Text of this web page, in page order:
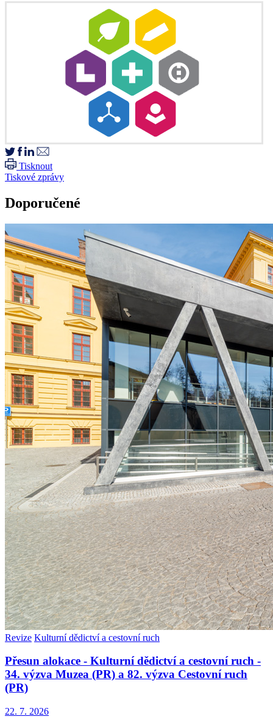
Tisknout
Tiskové zprávy
Doporučené
Revize Kulturní dědictví a cestovní ruch
Přesun alokace - Kulturní dědictví a cestovní ruch -
34. výzva Muzea (PR) a 82. výzva Cestovní ruch
(PR)
22. 7. 2026